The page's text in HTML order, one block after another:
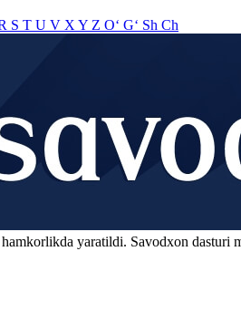
S T U V X Y Z O‘ G‘ Sh Ch
yaratildi. Savodxon dasturi